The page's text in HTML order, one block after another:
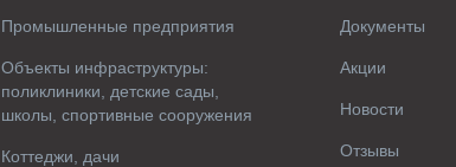
Промышленные предприятия
Объекты инфраструктуры:
поликлиники, детские сады,
школы, спортивные сооружения
Коттеджи, дачи
Документы
Акции
Новости
Отзывы